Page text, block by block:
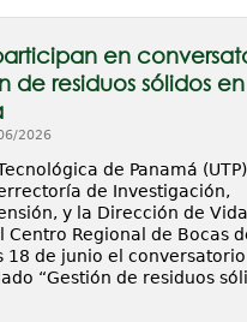
en
de residuos sólidos en
2026
de Panamá
de Investigación,
y la Dirección de Vida
Centro Regional de Bocas
18 de junio el conversatorio
“Gestión de residuos